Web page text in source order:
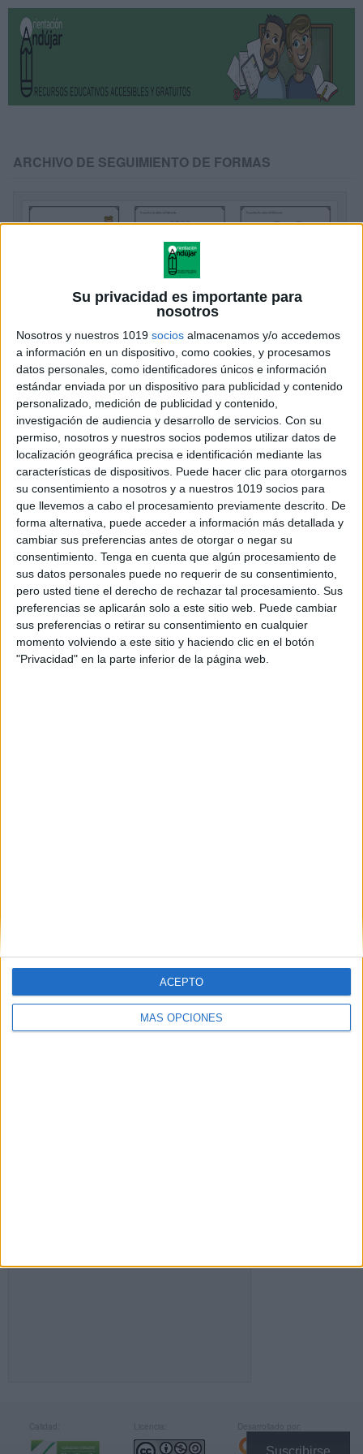
Su privacidad es importante para
nosotros
Nosotros y nuestros 1019 socios almacenamos y/o accedemos
a información en un dispositivo, como cookies, y procesamos
datos personales, como identificadores únicos e información
estándar enviada por un dispositivo para publicidad y contenido
personalizado, medición de publicidad y contenido,
investigación de audiencia y desarrollo de servicios. Con su
permiso, nosotros y nuestros socios podemos utilizar datos de
localización geográfica precisa e identificación mediante las
características de dispositivos. Puede hacer clic para otorgarnos
su consentimiento a nosotros y a nuestros 1019 socios para
que llevemos a cabo el procesamiento previamente descrito. De
forma alternativa, puede acceder a información más detallada y
cambiar sus preferencias antes de otorgar o negar su
consentimiento. Tenga en cuenta que algún procesamiento de
sus datos personales puede no requerir de su consentimiento,
pero usted tiene el derecho de rechazar tal procesamiento. Sus
preferencias se aplicarán solo a este sitio web. Puede cambiar
sus preferencias o retirar su consentimiento en cualquier
momento volviendo a este sitio y haciendo clic en el botón
"Privacidad" en la parte inferior de la página web.
MÁS OPCIONES
ACEPTO
ARCHIVO DE SEGUIMIENTO DE FORMAS
Trabajamos la atención con laberintos
formas geométricas
Publicado el 4 julio, 2025
Hoy compartimos un material perfecto para desarrollar
la atención visual, la orientación espacial y la lógica
desde edades tempranas. Con este cuaderno de
laberintos, los alumnos deberán guiarse entre formas
[…]
SEGUIR LEYENDO
Buscar